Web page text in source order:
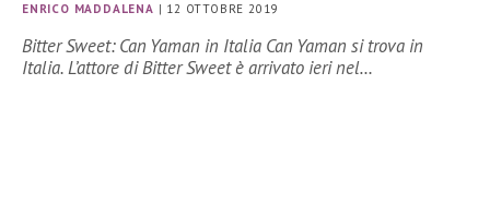
ENRICO MADDALENA | 12 OTTOBRE 2019
Bitter Sweet: Can Yaman in Italia Can Yaman si trova in
Italia. L’attore di Bitter Sweet è arrivato ieri nel…